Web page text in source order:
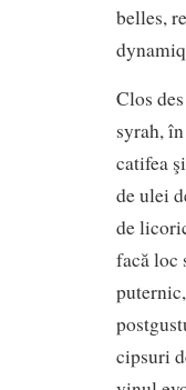
belles,
Clos
syrah,
catifea
de ulei
de
facă loc
cipsuri